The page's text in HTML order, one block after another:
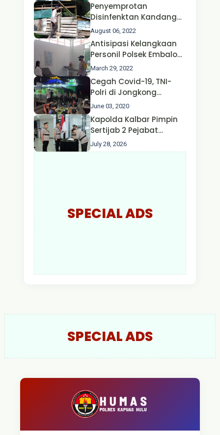
Penyemprotan
Disinfenktan Kandang
Ternak Kambing warga
Oleh Satgas Ops Aman
Nusa II Polda Kalbar*
August 06, 2022
Antisipasi Kelangkaan
Personil Polsek Embaloh
Hulu Gencar Lakukan
Pengecekan Oksigen
March 29, 2022
Cegah Covid-19, TNI-
Polri di Jongkong
Himbau Masyarakat
Jangan Kumpul Hinga
Larut Malam.
June 03, 2020
Kapolda Kalbar Pimpin
Sertijab 2 Pejabat
Utama dan 7 Kapolres,
AKBP Wisnu Perdana
July 28, 2026
SPECIAL ADS
SPECIAL ADS